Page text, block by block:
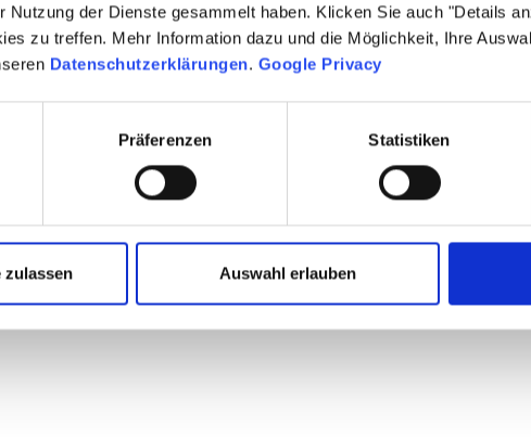
Nutzung der Dienste gesammelt haben. Klicken Sie auch "Details
zu treffen. Mehr Information dazu und die Möglichkeit, Ihre
Datenschutzerklärungen. Google Privacy
Präferenzen Statistiken
zulassen Auswahl erlauben
– alles aus einer Hand.